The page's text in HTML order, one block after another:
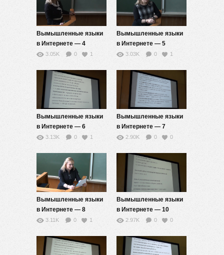
Вымышленные языки
в Интернете — 4
3.05K 0 1
Вымышленные языки
в Интернете — 5
3.03K 0 1
Вымышленные языки
в Интернете — 6
3.13K 0 1
Вымышленные языки
в Интернете — 7
2.90K 0 0
Вымышленные языки
в Интернете — 8
3.11K 0 1
Вымышленные языки
в Интернете — 10
2.97K 0 0